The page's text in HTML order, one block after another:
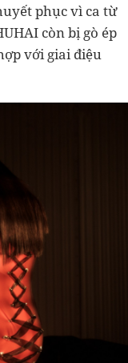
phục vì ca từ
còn bị gò ép
với giai điệu